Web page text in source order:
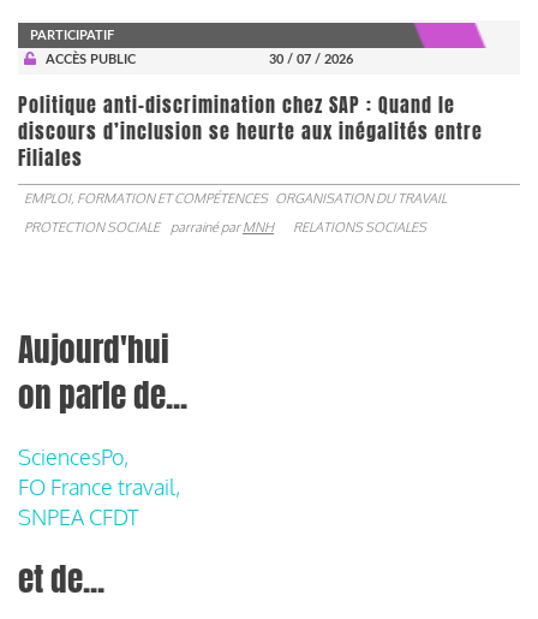
PARTICIPATIF
ACCÈS PUBLIC
30 / 07 / 2026
Politique anti-discrimination chez SAP : Quand le
discours d’inclusion se heurte aux inégalités entre
Filiales
EMPLOI, FORMATION ET COMPÉTENCES ORGANISATION DU TRAVAIL
PROTECTION SOCIALE
parrainé parMNH RELATIONS SOCIALES
Aujourd'hui
on parle de...
SciencesPo,
FO France travail,
SNPEA CFDT
et de...